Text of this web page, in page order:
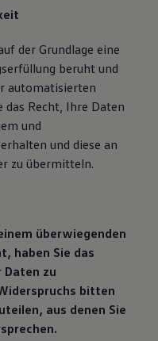
der Grundlage eine
beruht und
automatisierten
Recht, Ihre Daten
und
und diese an
zu übermitteln.
überwiegenden
haben Sie das
Daten zu
bitten
aus denen Sie